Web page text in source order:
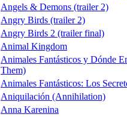
Angels & Demons (trailer 2)
Angry Birds (trailer 2)
Angry Birds 2 (trailer final)
Animal Kingdom
Animales Fantásticos y Dónde
Them)
Animales Fantásticos: Los
Aniquilación (Annihilation)
Anna Karenina